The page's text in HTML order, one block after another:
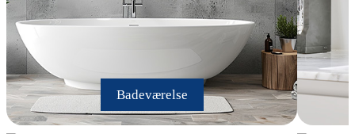
Badeværelse
Ventilation